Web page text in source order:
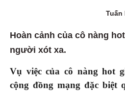
Tuấn
Hoàn cảnh của cô nàng
người xót xa.
Vụ việc của cô nàng hot
cộng đồng mạng đặc biệt